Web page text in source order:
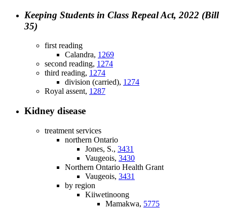
Keeping Students in Class Repeal Act, 2022 (Bill
35)
first reading
Calandra, 1269
second reading, 1274
third reading, 1274
division (carried), 1274
Royal assent, 1287
Kidney disease
treatment services
northern Ontario
Jones, S., 3431
Vaugeois, 3430
Northern Ontario Health Grant
Vaugeois, 3431
by region
Kiiwetinoong
Mamakwa, 5775